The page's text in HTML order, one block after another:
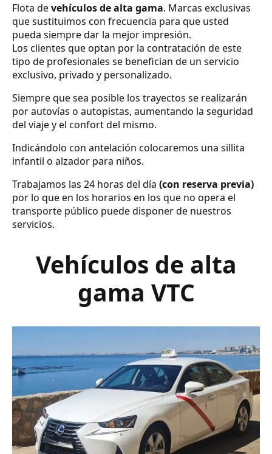
Flota devehículos de alta gama. Marcas exclusivas
que sustituimos con frecuencia para que usted
pueda siempre dar la mejor impresión.
Los clientes que optan por la contratación de este
tipo de profesionales se benefician de un servicio
exclusivo, privado y personalizado.
Siempre que sea posible los trayectos se realizarán
por autovías o autopistas, aumentando la seguridad
del viaje y el confort del mismo.
Indicándolo con antelación colocaremos una sillita
infantil o alzador para niños.
Trabajamos las 24 horas del día (con reserva previa)
por lo que en los horarios en los que no opera el
transporte público puede disponer de nuestros
servicios.
Vehículos de alta
gama VTC